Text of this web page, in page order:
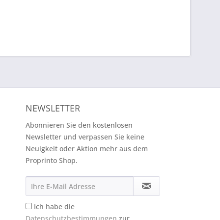
NEWSLETTER
Abonnieren Sie den kostenlosen
Newsletter und verpassen Sie keine
Neuigkeit oder Aktion mehr aus dem
Proprinto Shop.
Ich habe die